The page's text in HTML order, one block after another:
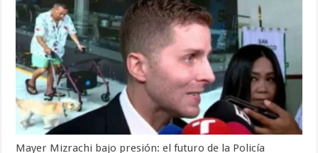
Mayer Mizrachi bajo presión: el futuro de la Policía